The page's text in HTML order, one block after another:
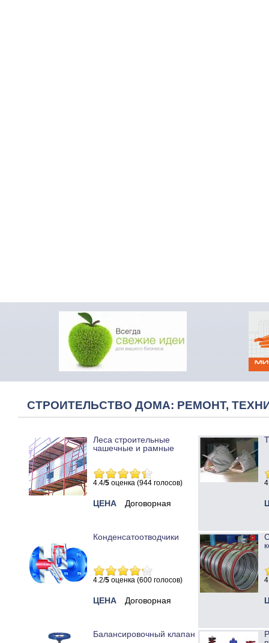
СТРОИТЕЛЬСТВО ДОМА: РЕМОНТ,
Леса строительные
чашечные и рамные
4.4/5 оценка (944 голосов)
ЦЕНА Договорная
Конденсатоотводчики
4.2/5 оценка (600 голосов)
ЦЕНА Договорная
Балансировочный клапан